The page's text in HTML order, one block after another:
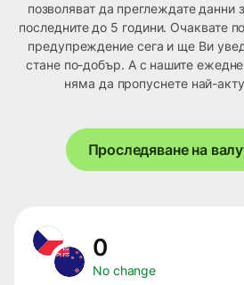
позволяват да преглеждате данни
последните до 5 години. Очаквате
предупреждение сега и ще Ви
стане по-добър. А с нашите
няма да пропуснете най-
Проследяване на
0
No change